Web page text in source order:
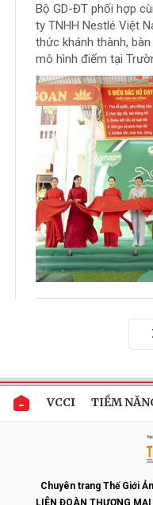
Bộ GD-ĐT phối hợp
ty TNHH Nestlé Việt
thức khánh thành,
mô hình điểm tại
VCCI TIỀM
Chuyên trang Thế Giới
LIÊN ĐOÀN THƯƠNG